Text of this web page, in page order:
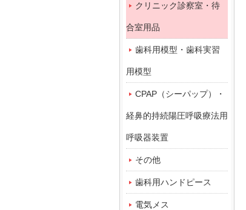
クリニック診察室・待
合室用品
歯科用模型・歯科実習
用模型
CPAP（シーパップ）・
経鼻的持続陽圧呼吸療法用
呼吸器装置
その他
歯科用ハンドピース
電気メス